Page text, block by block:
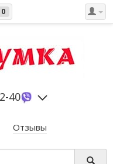
0
40
Отзывы